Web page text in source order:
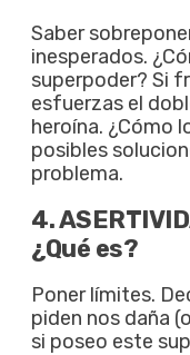
Saber
inesperados.
superpoder? Si
esfuerzas el
heroína. ¿Cómo
posibles
problema.
4.
¿Qué es?
Poner límites.
piden nos daña
si poseo este